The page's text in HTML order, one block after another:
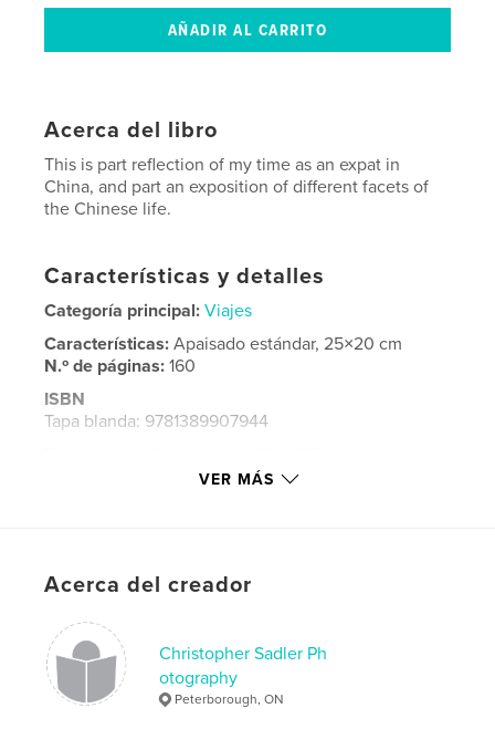
Acerca del libro
This is part reflection of my time as an expat in
China, and part an exposition of different facets of
the Chinese life.
Características y detalles
Categoría principal: Viajes
Características:Apaisado estándar, 25×20 cm
N.º de páginas:160
ISBN
Tapa blanda: 9781389907944
VER MÁS
Acerca del creador
Christopher Sadler Ph
otography
Peterborough, ON